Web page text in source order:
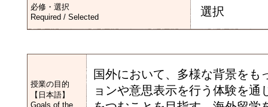
必修・選択
Required / Selected
選択
授業の目的
【日本語】
Goals of the
国外において、多様な背景を
ョンや意思表示を行う体験を